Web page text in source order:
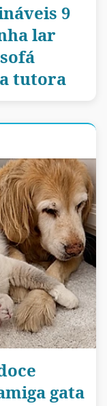
9
lar
tutora
gata